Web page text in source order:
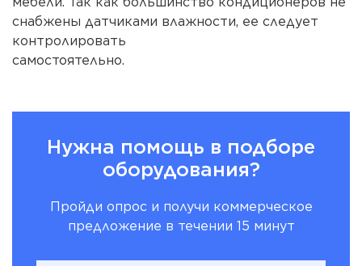
снабжены датчиками влажности, ее следует
контролировать
Нужна помощь в подборе
оборудования?
Пройди опрос и получи коммерческое
предложение в течении 15 минут